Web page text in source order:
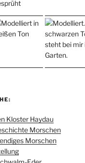
Kloster Haydau
Morschen
Morschen